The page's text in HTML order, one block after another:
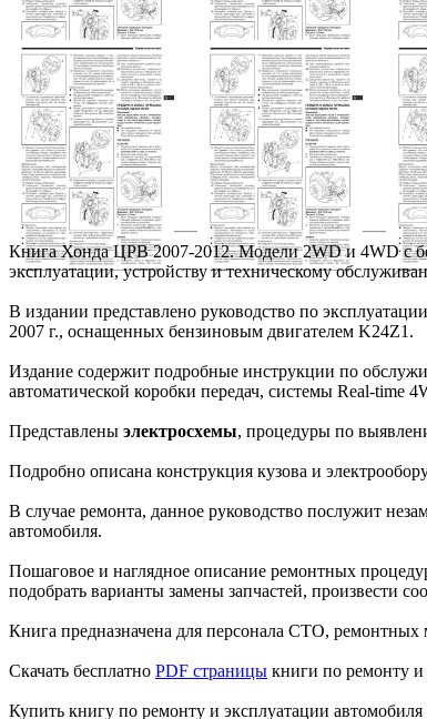
Книга Хонда ЦРВ 2007-2012. Модели 2WD и 4WD с
эксплуатации, устройству и техническому
В издании представлено руководство по
2007 г., оснащенных бензиновым двигателем K24Z1.
Издание содержит подробные инструкции по
автоматической коробки передач, системы Real-time
Представлены электросхемы, процедуры по
Подробно описана конструкция кузова и
В случае ремонта, данное руководство послужит
автомобиля.
Пошаговое и наглядное описание ремонтных
подобрать варианты замены запчастей, произвести
Книга предназначена для персонала СТО, ремонтных
Скачать бесплатно PDF страницы книги по ремонту
Купить книгу по ремонту и эксплуатации